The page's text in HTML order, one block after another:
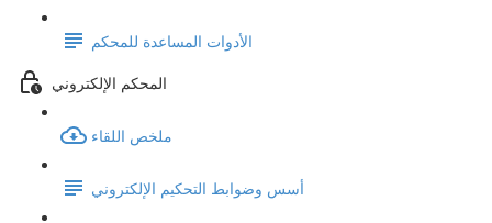
الأدوات المساعدة للمحكم
المحكم الإلكتروني
ملخص اللقاء
أسس وضوابط التحكيم الإلكتروني